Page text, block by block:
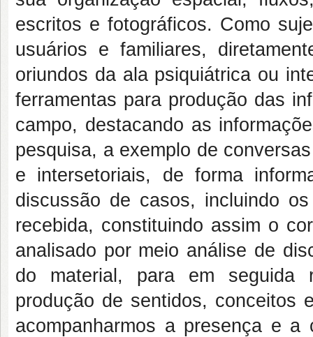
escritos e fotográficos. Como
usuários e familiares,
oriundos da ala psiquiátrica ou
ferramentas para produção das
campo, destacando as
pesquisa, a exemplo de
e intersetoriais, de forma
discussão de casos, incluindo
recebida, constituindo assim o
analisado por meio análise de
do material, para em seguida
produção de sentidos, conceitos
acompanharmos a presença e